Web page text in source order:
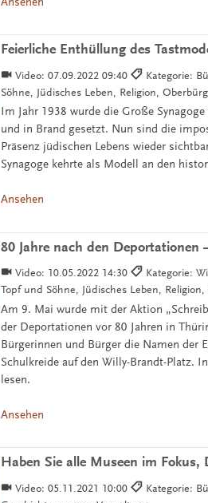
Feierliche Enthüllung des
Video:07.09.2022 09:40
Kategorie:
Söhne, Jüdisches Leben, Religion,
Im Jahr 1938 wurde die Große
und in Brand gesetzt. Nun sind die
Präsenz jüdischen Lebens wieder
Synagoge kehrte als Modell an den
Ansehen
80 Jahre nach den Deportationen
Video: 10.05.2022 14:30
Kategorie:
Topf und Söhne, Jüdisches Leben,
Am 9. Mai wurde mit der Aktion
der Deportationen vor 80 Jahren in
Bürgerinnen und Bürger die Namen der
Schulkreide auf den Willy-Brandt-Platz.
lesen.
Ansehen
Haben Sie alle Museen im Fokus,
Video:05.11.2021 10:00
Kategorie: